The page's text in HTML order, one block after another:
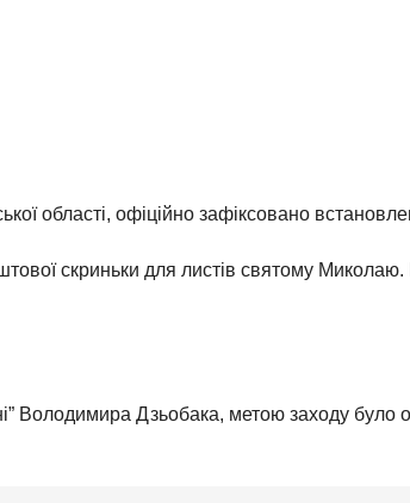
області, офіційно зафіксовано
скриньки для листів святому
Володимира Дзьобака, метою заходу було